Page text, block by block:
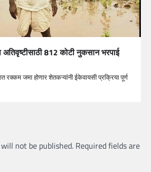
812 कोटी नुकसान भरपाई
रक्कम जमा होणार शेतकऱ्यांनी ईकेवायसी प्रक्रिया पूर्ण
not be published. Required fields are